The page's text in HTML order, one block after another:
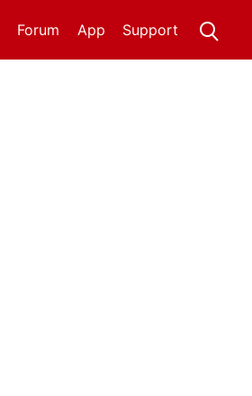
Support
App
Forum